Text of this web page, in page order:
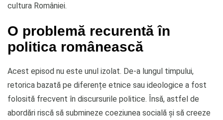
cultura României.
O problemă recurentă în
politica românească
Acest episod nu este unul izolat. De-a lungul timpului,
retorica bazată pe diferențe etnice sau ideologice a fost
folosită frecvent în discursurile politice. Însă, astfel de
abordări riscă să submineze coeziunea socială și să creeze